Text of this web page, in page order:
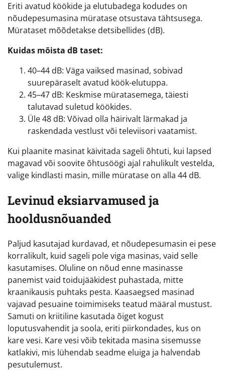
Eriti avatud köökide ja elutubadega kodudes on
nõudepesumasina müratase otsustava tähtsusega.
Mürataset mõõdetakse detsibellides (dB).
Kuidas mõista dB taset:
40–44 dB: Väga vaiksed masinad, sobivad
suurepäraselt avatud köök-elutuppa.
45–47 dB: Keskmise müratasemega, täiesti
talutavad suletud köökides.
Üle 48 dB: Võivad olla häirivalt lärmakad ja
raskendada vestlust või televiisori vaatamist.
Kui plaanite masinat käivitada sageli õhtuti, kui lapsed
magavad või soovite õhtusöögi ajal rahulikult vestelda,
valige kindlasti masin, mille müratase on alla 44 dB.
Levinud eksiarvamused ja
hooldusnõuanded
Paljud kasutajad kurdavad, et nõudepesumasin ei pese
korralikult, kuid sageli pole viga masinas, vaid selle
kasutamises. Oluline on nõud enne masinasse
panemist vaid toidujääkidest puhastada, mitte
kraanikausis puhtaks pesta. Kaasaegsed masinad
vajavad pesuaine toimimiseks teatud määral mustust.
Samuti on kriitiline kasutada õiget kogust
loputusvahendit ja soola, eriti piirkondades, kus on
kare vesi. Kare vesi võib tekitada masina sisemusse
katlakivi, mis lühendab seadme eluiga ja halvendab
pesutulemust.